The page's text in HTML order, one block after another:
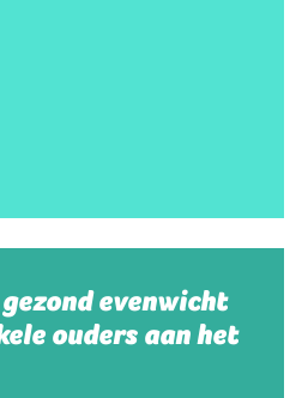
gezond evenwicht
ouders aan het